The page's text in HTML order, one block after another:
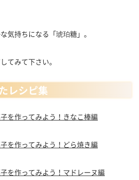
気持ちになる「琥珀糖」。
てみて下さい。
レシピ集
を作ってみよう！きなこ棒編
を作ってみよう！どら焼き編
を作ってみよう！マドレーヌ編